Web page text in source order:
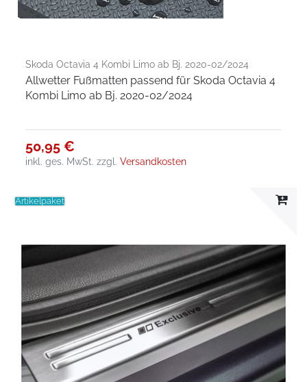
Skoda Octavia 4 Kombi Limo ab Bj. 2020-02/2024
Allwetter Fußmatten passend für Skoda Octavia 4
Kombi Limo ab Bj. 2020-02/2024
50,95 €
inkl. ges. MwSt. zzgl.Versandkosten
Artikelpaket